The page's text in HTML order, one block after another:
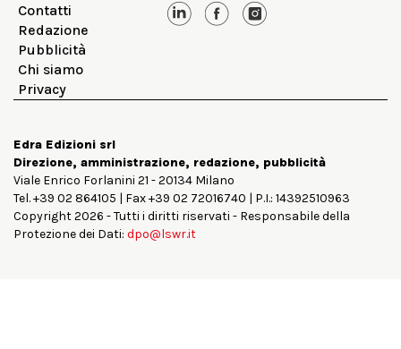
Contatti
Redazione
Pubblicità
Chi siamo
Privacy
Edra Edizioni srl
Direzione, amministrazione, redazione, pubblicità
Viale Enrico Forlanini 21 - 20134 Milano
Tel. +39 02 864105 | Fax +39 02 72016740 | P.I.: 14392510963
Copyright 2026 - Tutti i diritti riservati - Responsabile della
Protezione dei Dati: dpo@lswr.it